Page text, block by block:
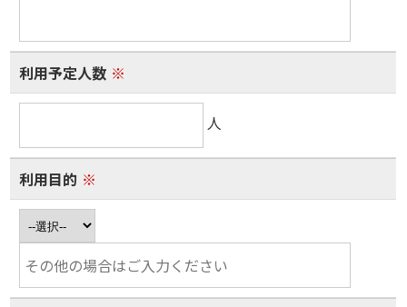
利用予定人数 ※
人
利用目的 ※